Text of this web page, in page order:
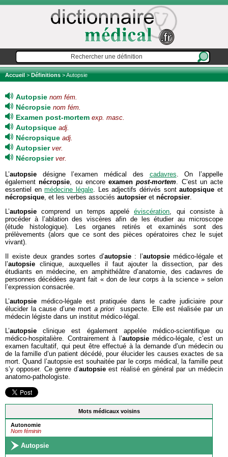
Accueil>Définitions> Autopsie
Mots médicaux voisins
Autonomie
Nom féminin
Autopsie
Autopsie nom fém.
Nécropsie nom fém.
Examen post-mortem exp. masc.
Autopsique adj.
Nécropsique adj.
Autopsier ver.
Nécropsier ver.
L’autopsie désigne l’examen médical des cadavres. On l’appelle
égalementnécropsie, ou encore examenpost-mortem. C’est un acte
essentiel enmédecine légale. Les adjectifs dérivés sontautopsiqueet
nécropsique, et les verbes associés autopsier et nécropsier.
L’autopsie comprend un temps appelééviscération, qui consiste à
procéder à l’ablation des viscères afin de les étudier au microscope
(étude histologique). Les organes retirés et examinés sont des
prélèvements (alors que ce sont des pièces opératoires chez le sujet
vivant).
Il existe deux grandes sortes d’autopsie: l’autopsiemédico-légale et
l’autopsie clinique, auxquelles il faut ajouter la dissection, par des
étudiants en médecine, en amphithéâtre d’anatomie, des cadavres de
personnes décédées ayant fait « don de leur corps à la science » selon
l’expression consacrée.
L’autopsie médico-légale est pratiquée dans le cadre judiciaire pour
élucider la cause d’une mort a priori suspecte. Elle est réalisée par un
médecin légiste dans un institut médico-légal.
L’autopsie clinique est également appelée médico-scientifique ou
médico-hospitalière. Contrairement à l’autopsie médico-légale, c’est un
examen facultatif, qui peut être effectué à la demande d’un médecin ou
de la famille d’un patient décédé, pour élucider les causes exactes de sa
mort. Quand l’autopsie est souhaitée par le corps médical, la famille peut
s’y opposer. Ce genre d’autopsie est réalisé en général par un médecin
anatomo-pathologiste.